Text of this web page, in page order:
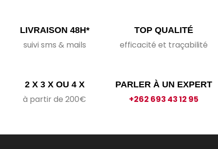
LIVRAISON 48H*
suivi sms & mails
TOP QUALITÉ
efficacité et traçabilité
2 X 3 X OU 4 X
à partir de 200€
PARLER À UN EXPERT
+262 693 43 12 95